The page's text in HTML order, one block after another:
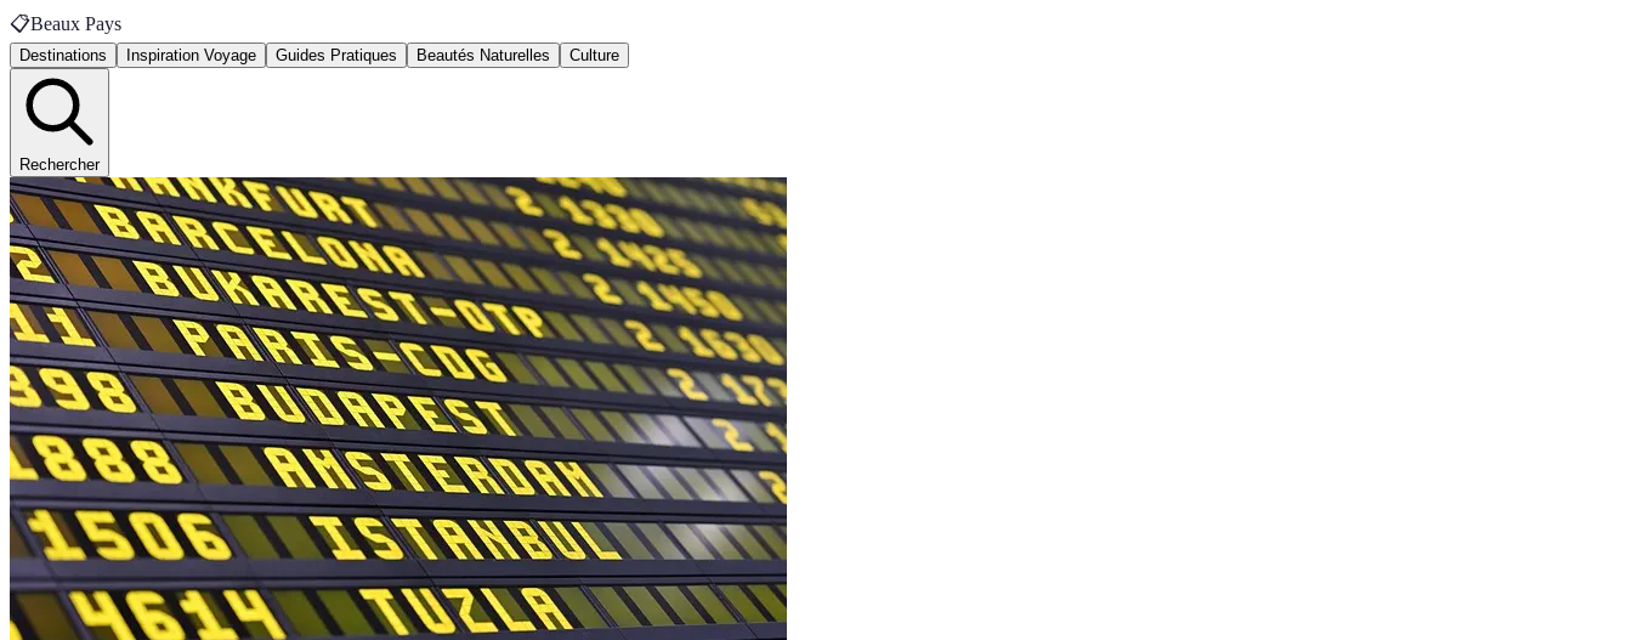
📋Beaux Pays
Destinations Inspiration Voyage Guides Pratiques Beautés Naturelles Culture
Rechercher